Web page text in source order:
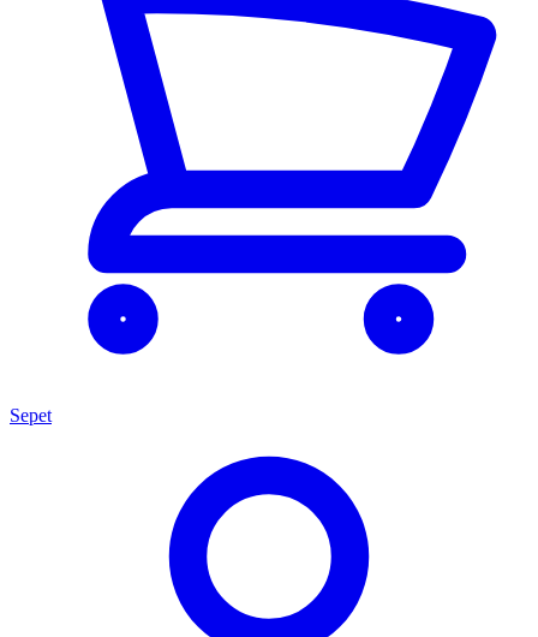
Sepet